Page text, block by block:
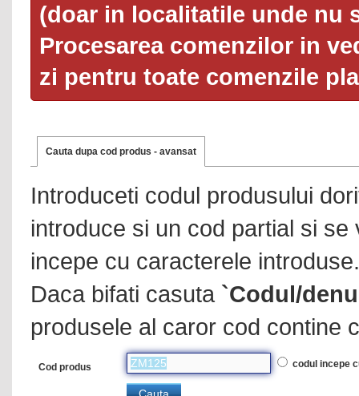
(doar in localitatile unde nu
Procesarea comenzilor in
zi pentru toate comenzile
Cauta dupa cod produs - avansat
Introduceti codul produsului
introduce si un cod partial si
incepe cu caracterele introduse.
Daca bifati casuta `Codul/
produsele al caror cod contine
Cod produs codul incepe